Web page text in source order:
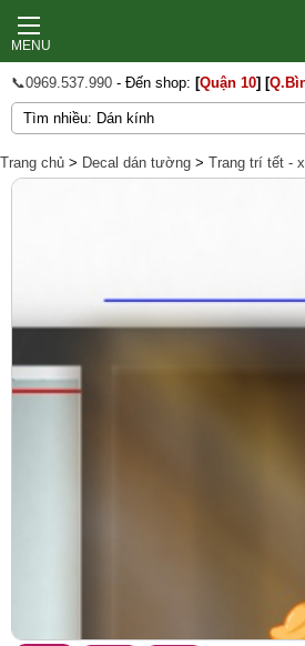
MENU
📞0969.537.990 - Đến shop: [Quận 10] [
Trang chủ > Decal dán tường > Trang trí tết -